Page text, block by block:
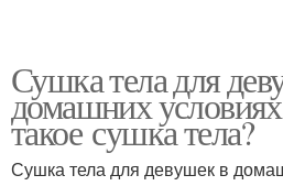
Сушка тела для
домашних
такое сушка тела?
Сушка тела для девушек в